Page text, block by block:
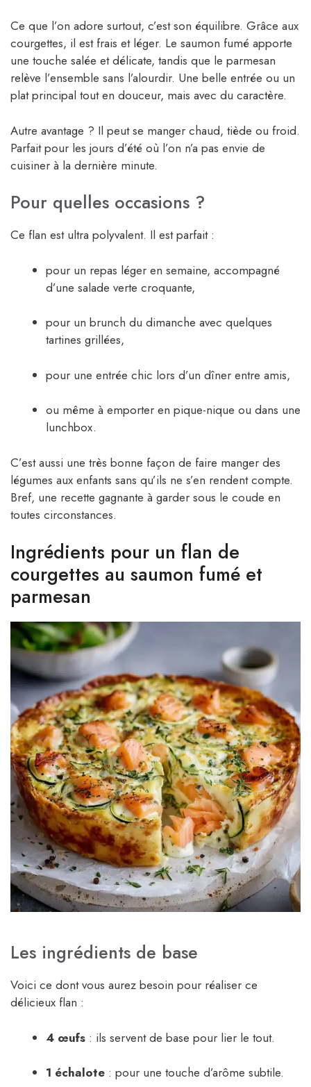
Ce que l’on adore surtout, c’est son équilibre. Grâce aux
courgettes, il est frais et léger. Le saumon fumé apporte
une touche salée et délicate, tandis que le parmesan
relève l’ensemble sans l’alourdir. Une belle entrée ou un
plat principal tout en douceur, mais avec du caractère.
Autre avantage ? Il peut se manger chaud, tiède ou froid.
Parfait pour les jours d’été où l’on n’a pas envie de
cuisiner à la dernière minute.
Pour quelles occasions ?
Ce flan est ultra polyvalent. Il est parfait :
pour un repas léger en semaine, accompagné
d’une salade verte croquante,
pour un brunch du dimanche avec quelques
tartines grillées,
pour une entrée chic lors d’un dîner entre amis,
ou même à emporter en pique-nique ou dans une
lunchbox.
C’est aussi une très bonne façon de faire manger des
légumes aux enfants sans qu’ils ne s’en rendent compte.
Bref, une recette gagnante à garder sous le coude en
toutes circonstances.
Ingrédients pour un flan de
courgettes au saumon fumé et
parmesan
Les ingrédients de base
Voici ce dont vous aurez besoin pour réaliser ce
délicieux flan :
4 œufs : ils servent de base pour lier le tout.
1 échalote : pour une touche d’arôme subtile.